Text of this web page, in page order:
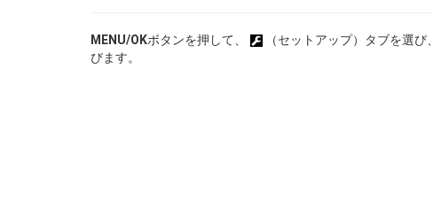
MENU/OKボタンを押して、 （セットアップ）タブを選び、
びます。